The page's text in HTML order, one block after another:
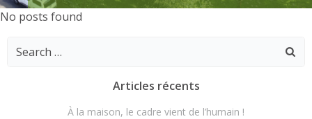
No posts found
Search
Articles récents
À la maison, le cadre vient de l’humain !